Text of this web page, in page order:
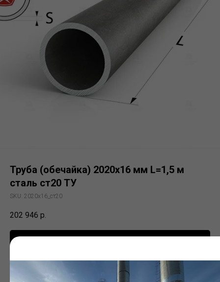
Труба (обечайка) 2020х16 мм L=1,5 м
сталь ст20 ТУ
SKU: 2020х16_ст20
202 946 р.